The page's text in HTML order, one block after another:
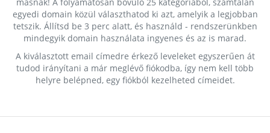
egyedi domain közül választhatod ki azt, amelyik a legjobban
tetszik. Állítsd be 3 perc alatt, és használd - rendszerünkben
mindegyik domain használata ingyenes és az is marad.
A kiválasztott email címedre érkező leveleket egyszerűen át
tudod irányítani a már meglévő fiókodba, így nem kell több
helyre belépned, egy fiókból kezelheted címeidet.